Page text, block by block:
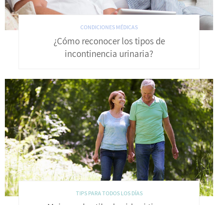
CONDICIONES MÉDICAS
¿Cómo reconocer los tipos de
incontinencia urinaria?
TIPS PARA TODOS LOS DÍAS